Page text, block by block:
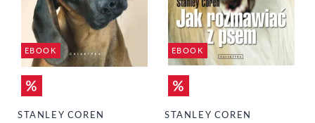
EBOOK
STANLEY COREN
EBOOK
STANLEY COREN